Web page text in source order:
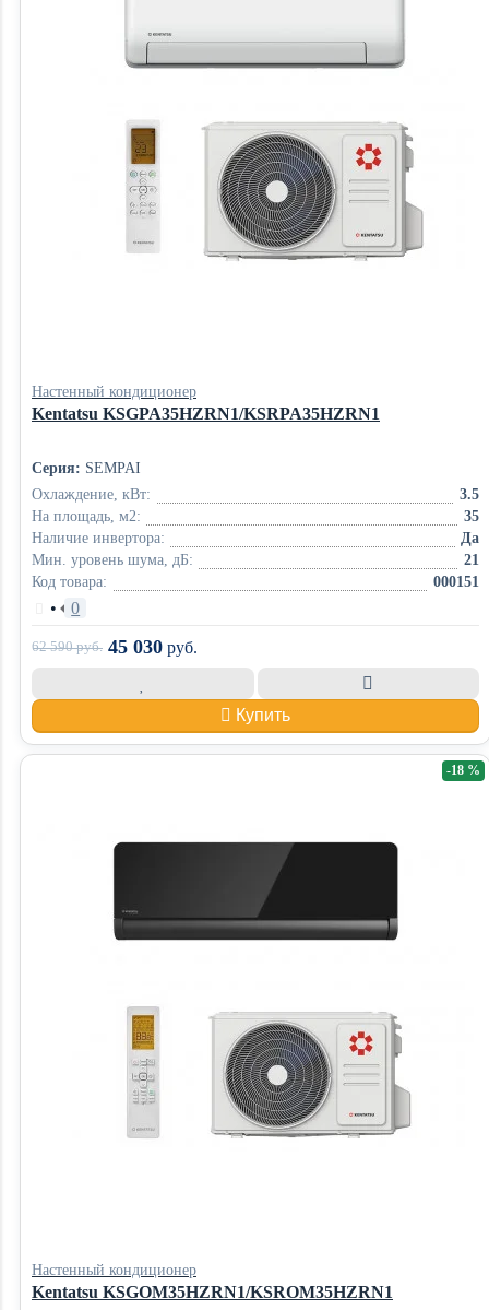
Настенный кондиционер
Kentatsu KSGPA35HZRN1/KSRPA35HZRN1
Серия: SEMPAI
Охлаждение, кВт:
3.5
На площадь, м2:
35
Наличие инвертора:
Да
Мин. уровень шума, дБ:
21
Код товара:
000151
• 0
62 590руб. 45 030 руб.
Купить
Настенный кондиционер
Kentatsu KSGOM35HZRN1/KSROM35HZRN1
-18 %